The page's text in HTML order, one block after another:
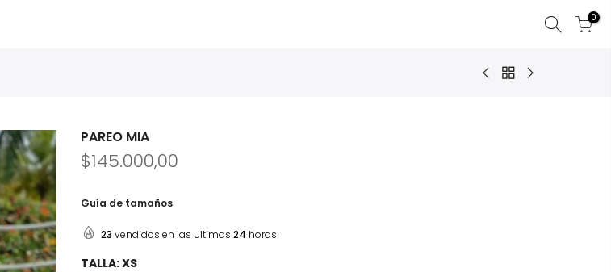
0
PAREO MIA
$145.000,00
Guía de tamaños
23 vendidos en las ultimas 24 horas
TALLA:XS